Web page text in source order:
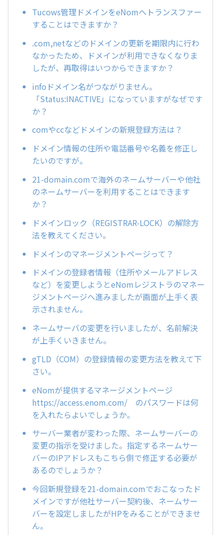
Tucows管理ドメインをeNomへトランスファー
することはできますか？
.com,netなどのドメインの更新を期限内に行わ
なかったため、ドメインが利用できなくなりま
したが、再取得はいつからできますか？
infoドメイン名がつながりません。
「Status:INACTIVE」になっていますがなぜです
か？
comやccなどドメインの新規登録方法は？
ドメイン情報の住所や電話番号や名義を修正し
たいのですが。
21-domain.comで海外のネームサーバーや他社
のネームサーバーを利用することはできます
か？
ドメインロック（REGISTRAR-LOCK）の解除方
法を教えてください。
ドメインのマネージメントページって？
ドメインの登録者情報（住所やメールアドレス
など）を変更しようとeNomレジストラのマネー
ジメントページへ進みましたが画面が上手く表
示されません。
ネームサーバの変更を行いましたが、名前解決
が上手くいきません。
gTLD（COM）の登録情報の変更方法を教えて下
さい。
eNomが提供するマネージメントページ
https://access.enom.com/ のパスワードは何
を入れたらよいでしょうか。
サーバー業者が変わった際、ネームサーバーの
変更の指示を受けました。指定するネームサー
バーのIPアドレスもこちら側で修正する必要が
あるのでしょうか？
今回新規登録を21-domain.comでおこなったド
メインですが他社サーバー契約後、ネームサー
バーを設定しましたがHPをみることができませ
ん。